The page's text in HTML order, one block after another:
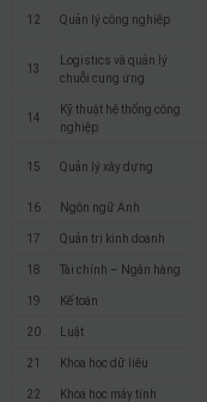
12 Quản lý công nghiệp
13
Logistics và quản lý
chuỗi cung ứng
14
Kỹ thuật hệ thống công
nghiệp
15 Quản lý xây dựng
16 Ngôn ngữ Anh
17 Quản trị kinh doanh
18 Tài chính – Ngân hàng
19 Kế toán
20 Luật
21 Khoa học dữ liệu
22 Khoa học máy tính